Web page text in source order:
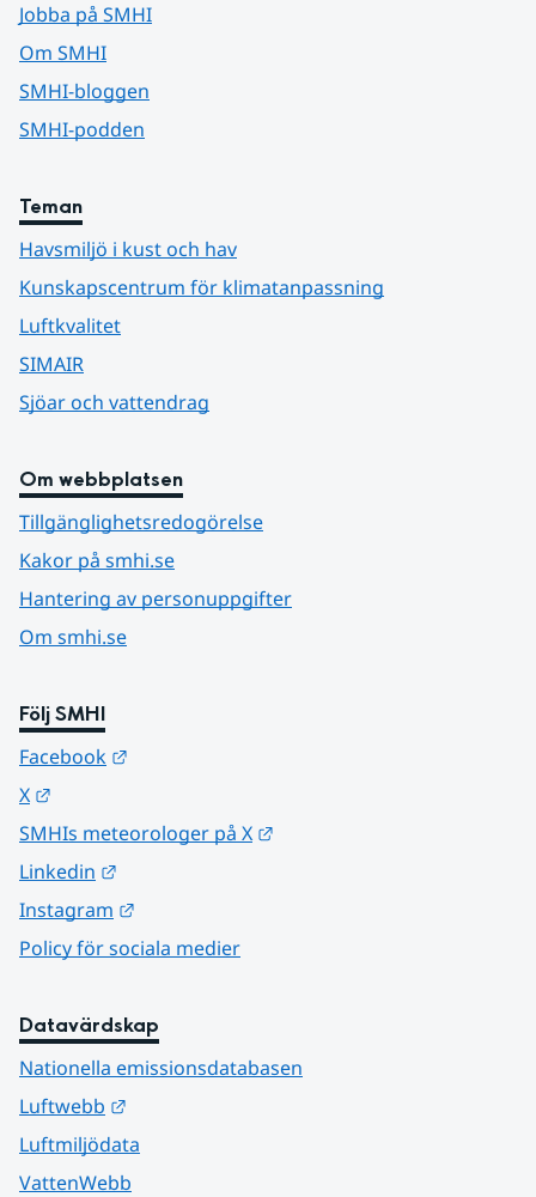
Jobba på SMHI
Om SMHI
SMHI-bloggen
SMHI-podden
Teman
Havsmiljö i kust och hav
Kunskapscentrum för klimatanpassning
Luftkvalitet
SIMAIR
Sjöar och vattendrag
Om webbplatsen
Tillgänglighetsredogörelse
Kakor på smhi.se
Hantering av personuppgifter
Om smhi.se
Följ SMHI
Facebook
X
SMHIs meteorologer på X
Linkedin
Instagram
Policy för sociala medier
Datavärdskap
Nationella emissionsdatabasen
Luftwebb
Luftmiljödata
VattenWebb